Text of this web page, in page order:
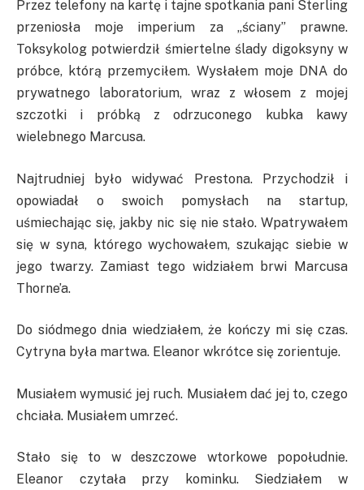
Przez telefony na kartę i tajne spotkania pani Sterling
przeniosła moje imperium za „ściany” prawne.
Toksykolog potwierdził śmiertelne ślady digoksyny w
próbce, którą przemyciłem. Wysłałem moje DNA do
prywatnego laboratorium, wraz z włosem z mojej
szczotki i próbką z odrzuconego kubka kawy
wielebnego Marcusa.
Najtrudniej było widywać Prestona. Przychodził i
opowiadał o swoich pomysłach na startup,
uśmiechając się, jakby nic się nie stało. Wpatrywałem
się w syna, którego wychowałem, szukając siebie w
jego twarzy. Zamiast tego widziałem brwi Marcusa
Thorne’a.
Do siódmego dnia wiedziałem, że kończy mi się czas.
Cytryna była martwa. Eleanor wkrótce się zorientuje.
Musiałem wymusić jej ruch. Musiałem dać jej to, czego
chciała. Musiałem umrzeć.
Stało się to w deszczowe wtorkowe popołudnie.
Eleanor czytała przy kominku. Siedziałem w